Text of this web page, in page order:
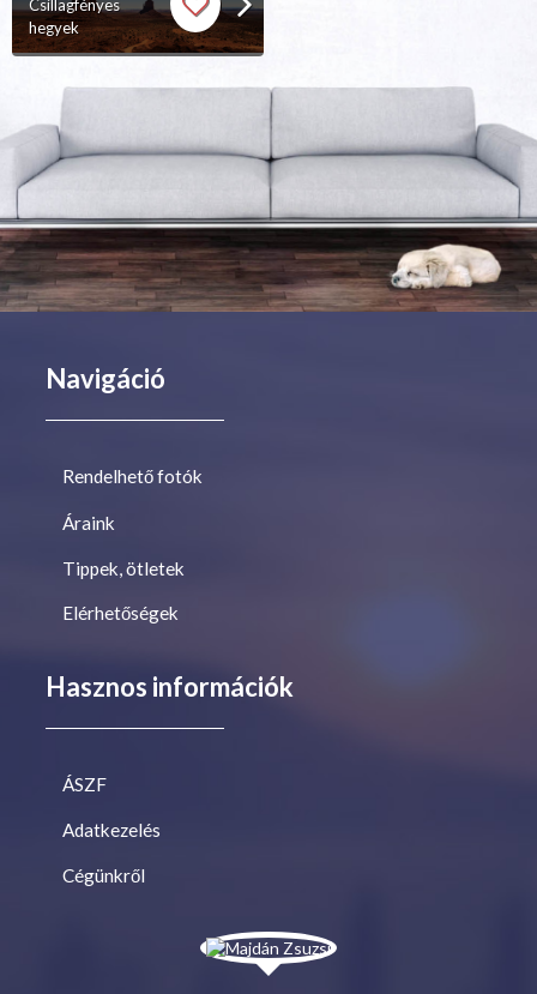
Csillagfényes
hegyek
Navigáció
Rendelhető fotók
Áraink
Tippek, ötletek
Elérhetőségek
Hasznos információk
ÁSZF
Adatkezelés
Cégünkről